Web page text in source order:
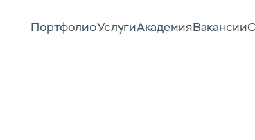
ПортфолиоУслугиАкадемияВакансии